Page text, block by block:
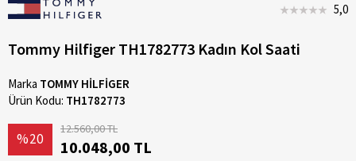
5,0
Tommy Hilfiger TH1782773 Kadın Kol Saati
Marka TOMMY HİLFİGER
Ürün Kodu: TH1782773
%20
12.560,00 TL
10.048,00 TL